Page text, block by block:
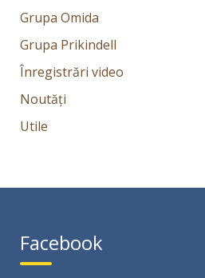
Grupa Omida
Grupa Prikindell
Înregistrări video
Noutăți
Utile
Facebook